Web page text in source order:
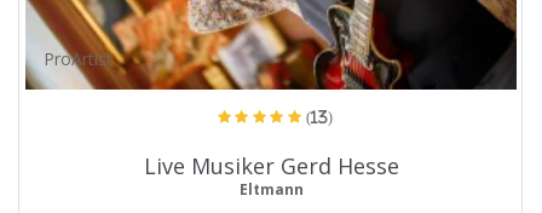
ProArtist
(13)
Live Musiker Gerd Hesse
Eltmann